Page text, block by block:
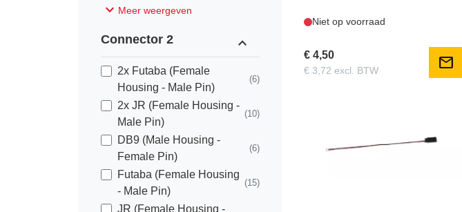
expand_more Meer weergeven
Connector 2 expand_less
2x Futaba (Female
Housing - Male Pin)
(6)
2x JR (Female Housing -
Male Pin)
(10)
DB9 (Male Housing -
Female Pin)
(6)
Futaba (Female Housing
- Male Pin)
(15)
JR (Female Housing -
Niet op voorraad
€ 4,50
€ 3,72 excl. BTW mail